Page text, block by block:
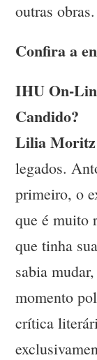
outras obras.
Confira a
IHU On-
Candido?
Lilia Moritz
legados.
primeiro, o
que é muito
que tinha
sabia
momento
crítica